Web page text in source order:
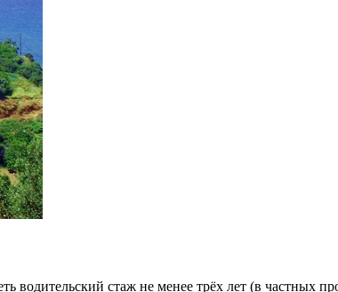
стаж не менее трёх лет (в частных